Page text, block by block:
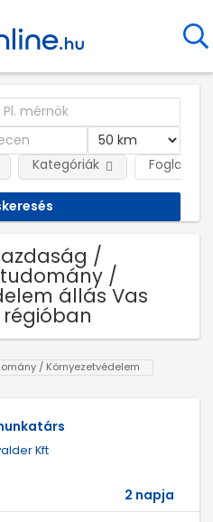
Kategóriák
/
/
állás Vas
/ Környezetvédelem
Kft
2 napja